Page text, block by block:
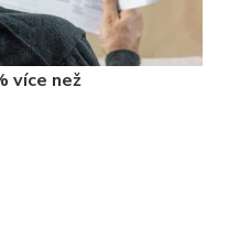
více než